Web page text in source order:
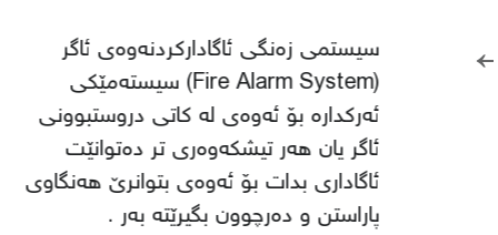
←
سیستمی زەنگی ئاگادارکردنەوەی ئاگر
(Fire Alarm System) سیستەمێکی
ئەرکدارە بۆ ئەوەی لە کاتی دروستبوونی
ئاگر یان هەر تیشکەوەری تر دەتوانێت
ئاگاداری بدات بۆ ئەوەی بتوانرێ هەنگاوی
پاراستن و دەرچوون بگیرێتە بەر .